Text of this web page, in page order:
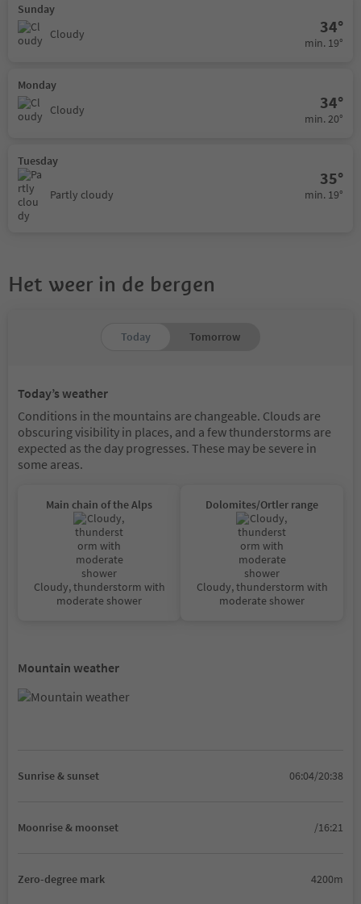
Sunday
Cloudy
34°
min. 19°
Monday
Cloudy
34°
min. 20°
Tuesday
Partly cloudy
35°
min. 19°
Het weer in de bergen
Today Tomorrow
Today’s weather
Conditions in the mountains are changeable. Clouds are
obscuring visibility in places, and a few thunderstorms are
expected as the day progresses. These may be severe in
some areas.
Main chain of the Alps
Cloudy, thunderstorm with
moderate shower
Dolomites/Ortler range
Cloudy, thunderstorm with
moderate shower
Mountain weather
Sunrise & sunset 06:04/20:38
Moonrise & moonset /16:21
Zero-degree mark 4200m